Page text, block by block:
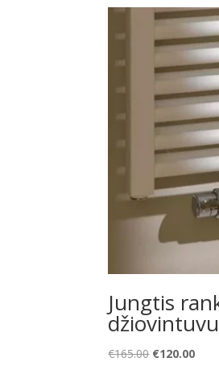
Jungtis
€165.00 Original
€120.00